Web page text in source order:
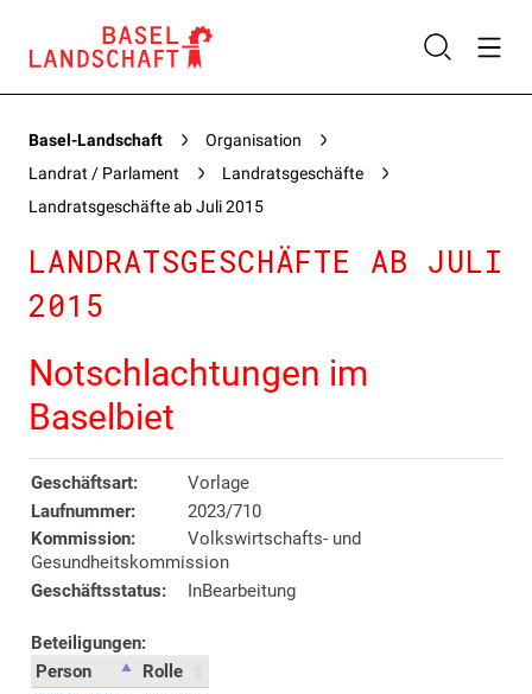
Basel-Landschaft
Organisation
Landrat / Parlament
Landratsgeschäfte
Landratsgeschäfte ab Juli 2015
LANDRATSGESCHÄFTE AB JULI
2015